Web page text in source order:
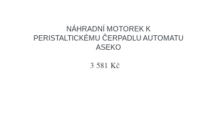
NÁHRADNÍ MOTOREK K
PERISTALTICKÉMU ČERPADLU AUTOMATU
ASEKO
3 581 Kč